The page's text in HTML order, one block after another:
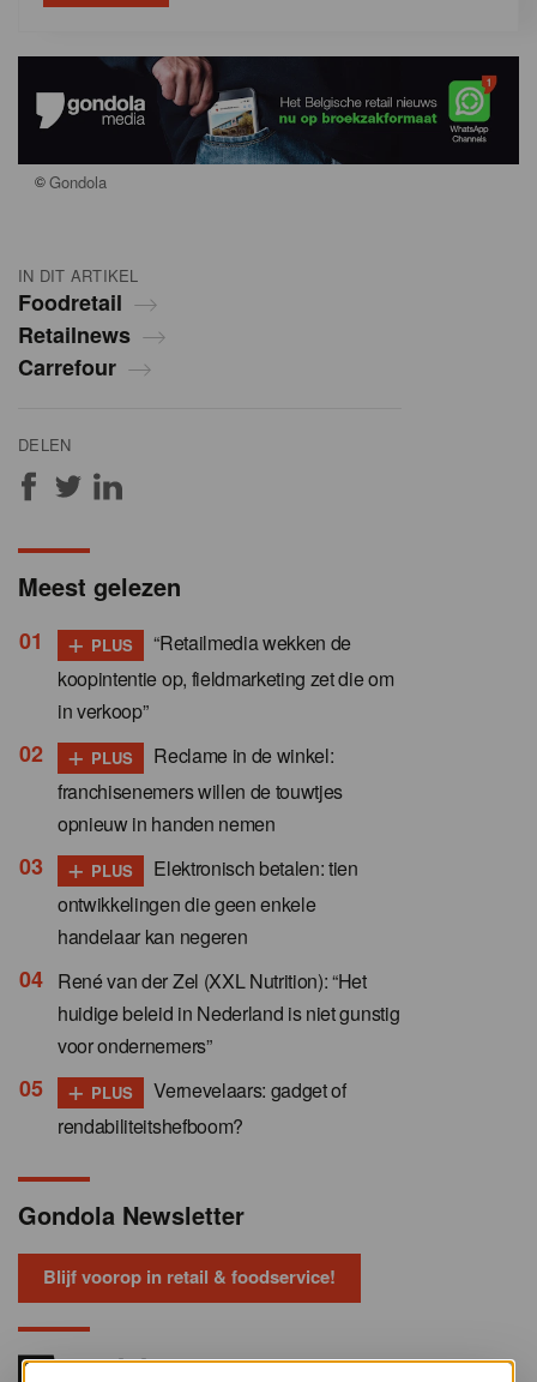
IN DIT ARTIKEL
Foodretail
Retailnews
Carrefour
DELEN
©Gondola
Meest gelezen
+ PLUS
“Retailmedia wekken de
koopintentie op, fieldmarketing zet die om
in verkoop”
+ PLUS
Reclame in de winkel:
franchisenemers willen de touwtjes
opnieuw in handen nemen
+ PLUS
Elektronisch betalen: tien
ontwikkelingen die geen enkele
handelaar kan negeren
René van der Zel (XXL Nutrition): “Het
huidige beleid in Nederland is niet gunstig
voor ondernemers”
+ PLUS
Vernevelaars: gadget of
rendabiliteitshefboom?
Gondola Newsletter
Blijf voorop in retail & foodservice!